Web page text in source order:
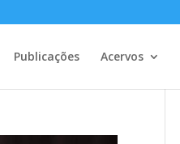
Publicações Acervos